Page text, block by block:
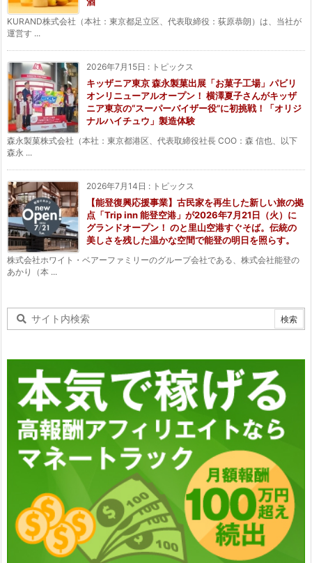
KURAND株式会社（本社：東京都足立区、代表取締役：荻原恭朗）は、当社が
運営す ...
2026年7月15日 : トピックス
キッザニア東京 森永製菓出展「お菓子工場」パビリ
オンリニューアルオープン！ 横澤夏子さんがキッザ
ニア東京の“スーパーバイザー役”に初挑戦！「オリジ
ナルハイチュウ」製造体験
森永製菓株式会社（本社：東京都港区、代表取締役社長 COO：森 信也、以下
森永 ...
2026年7月14日 : トピックス
【能登復興応援事業】古民家を再生した新しい旅の拠
点「Trip inn 能登空港」が2026年7月21日（火）に
グランドオープン！ のと里山空港すぐそば。伝統の
美しさを残した温かな空間で能登の明日を照らす。
株式会社ホワイト・ベアーファミリーのグループ会社である、株式会社能登の
あかり（本 ...